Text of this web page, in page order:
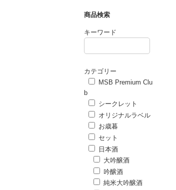
商品検索
キーワード
カテゴリー
MSB Premium Clu
b
シークレット
オリジナルラベル
お歳暮
セット
日本酒
大吟醸酒
吟醸酒
純米大吟醸酒